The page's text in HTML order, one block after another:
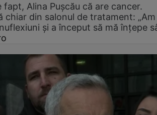
fapt, Alina Pușcău că are cancer.
chiar din salonul de tratament:
și a început să mă înțepe